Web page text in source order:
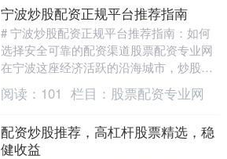
宁波炒股配资正规平台推荐指南
# 宁波炒股配资正规平台推荐指南：如何
选择安全可靠的配资渠道股票配资专业网
在宁波这座经济活跃的沿海城市，炒股配
资逐渐成为投资者放大收益的重要工具。
然而，面对市....
阅读： 101 栏目： 股票配资专业网
配资炒股推荐，高杠杆股票精选，稳
健收益